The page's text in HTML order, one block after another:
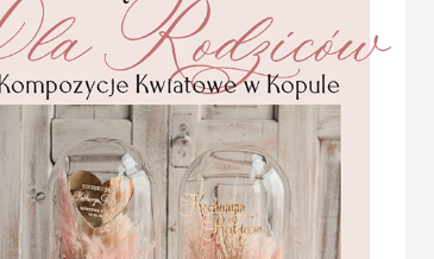
w
ozdoby na tort weselny
wyjątkową oprawę.
Możemy przygotować
złotego drewna, akrylu,
Możesz spersonalizować
Drewniane statuetki na
Wzór:
wg. zdjęcia
Personalizacja:
wg. wzoru:
Dane należy wpisać w formularzu